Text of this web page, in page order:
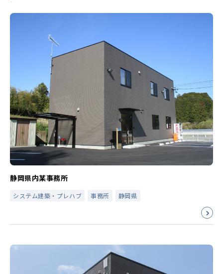
静岡県内某事務所
システム建築・プレハブ 事務所 静岡県